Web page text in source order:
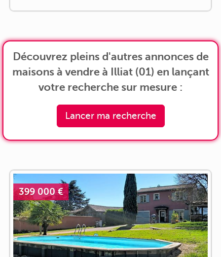
Découvrez pleins d'autres annonces de
maisons à vendre à Illiat (01) en lançant
votre recherche sur mesure :
Lancer ma recherche
399 000 €